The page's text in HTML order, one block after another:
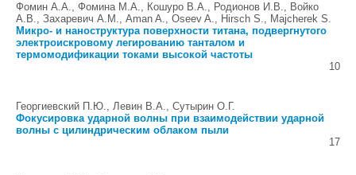
Фомин А.А., Фомина М.А., Кошуро В.А., Родионов И.В., Войко
А.В., Захаревич А.М., Aman A., Oseev A., Hirsch S., Majcherek S.
Микро- и наноструктура поверхности титана, подвергнутого
электроискровому легированию танталом и
термомодификации токами высокой частоты
10
Георгиевский П.Ю., Левин В.А., Сутырин О.Г.
Фокусировка ударной волны при взаимодействии ударной
волны с цилиндрическим облаком пыли
17